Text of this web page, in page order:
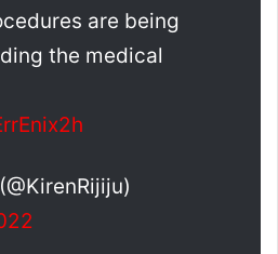
are being
the medical